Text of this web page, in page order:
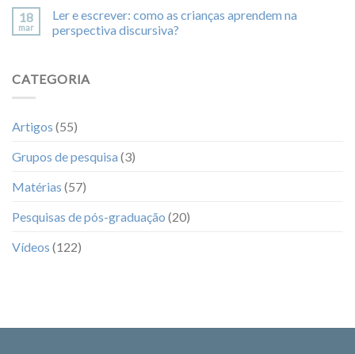
18
mar
Ler e escrever: como as crianças aprendem na
perspectiva discursiva?
CATEGORIA
Artigos (55)
Grupos de pesquisa (3)
Matérias (57)
Pesquisas de pós-graduação (20)
Vídeos (122)